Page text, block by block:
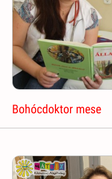
Bohócdoktor mese